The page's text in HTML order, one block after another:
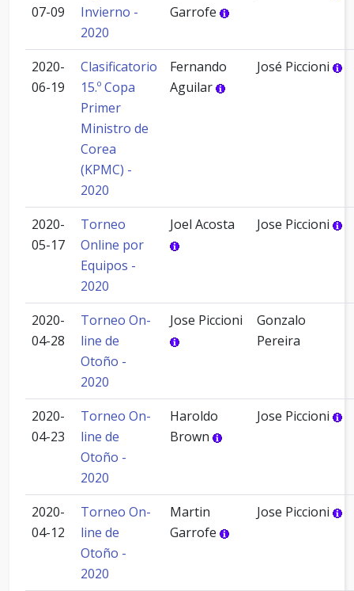
07-09
Invierno -
2020
Garrofe
2020-
06-19
Clasificatorio
15.º Copa
Primer
Ministro de
Corea
(KPMC) -
2020
Fernando
Aguilar
José Piccioni
2020-
05-17
Torneo
Online por
Equipos -
2020
Joel Acosta Jose Piccioni
2020-
04-28
Torneo On-
line de
Otoño -
2020
Jose Piccioni
Gonzalo
Pereira
2020-
04-23
Torneo On-
line de
Otoño -
2020
Haroldo
Brown
Jose Piccioni
2020-
04-12
Torneo On-
line de
Otoño -
2020
Martin
Garrofe
Jose Piccioni